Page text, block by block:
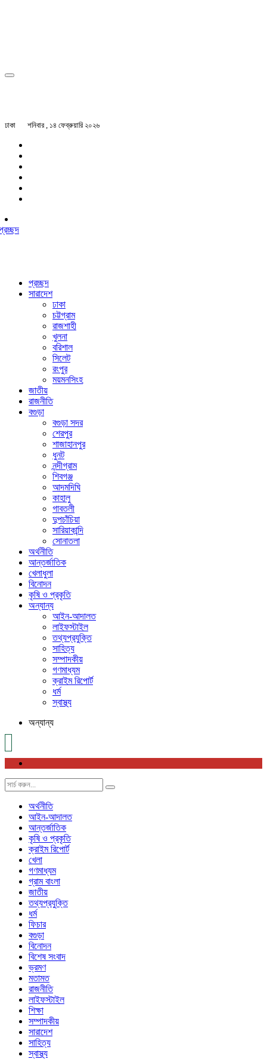
ঢাকা শনিবার , ১৪ ফেব্রুয়ারি ২০২৬
প্রচ্ছদ
সারাদেশ
ঢাকা
চট্টগ্রাম
রাজশাহী
খুলনা
বরিশাল
সিলেট
রংপুর
ময়মনসিংহ
জাতীয়
রাজনীতি
বগুড়া
বগুড়া সদর
শেরপুর
শাজাহানপুর
ধুনট
নন্দীগ্রাম
শিবগঞ্জ
আদমদিঘি
কাহালু
গাবতলী
দুপচাঁচিয়া
সারিয়াকান্দি
সোনাতলা
অর্থনীতি
আন্তর্জাতিক
খেলাধুলা
বিনোদন
কৃষি ও প্রকৃতি
অন্যান্য
আইন-আদালত
লাইফস্টাইল
তথ্যপ্রযুক্তি
সাহিত্য
সম্পাদকীয়
গণমাধ্যম
ক্রাইম রিপোর্ট
ধর্ম
স্বাস্থ্য
অন্যান্য
অর্থনীতি
আইন-আদালত
আন্তর্জাতিক
কৃষি ও প্রকৃতি
ক্রাইম রিপোর্ট
খেলা
গণমাধ্যম
গ্রাম বাংলা
জাতীয়
তথ্যপ্রযুক্তি
ধর্ম
ফিচার
বগুড়া
বিনোদন
বিশেষ সংবাদ
ভ্রমণ
মতামত
রাজনীতি
লাইফস্টাইল
শিক্ষা
সম্পাদকীয়
সারাদেশ
সাহিত্য
স্বাস্থ্য